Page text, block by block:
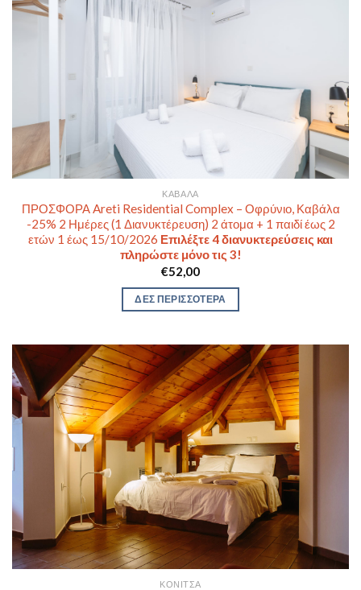
ΚΑΒΆΛΑ
ΠΡΟΣΦΟΡΑ Areti Residential Complex – Οφρύνιο, Καβάλα
-25% 2 Ημέρες (1 Διανυκτέρευση) 2 άτομα + 1 παιδί έως 2
ετών 1 έως 15/10/2026 Επιλέξτε 4 διανυκτερεύσεις και
πληρώστε μόνο τις 3!
€52,00
ΔΕΣ ΠΕΡΙΣΣΟΤΕΡΑ
ΚΌΝΙΤΣΑ